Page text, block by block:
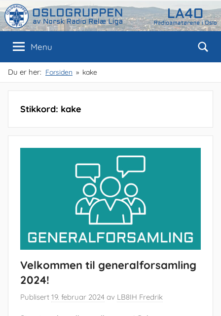
Skip
to
content
Oslogruppen
av
NRRL
Oslo
Menu
Du er her: Forsiden kake
Stikkord: kake
Velkommen til generalforsamling
2024!
Publisert 19. februar 2024 av LB8IH Fredrik